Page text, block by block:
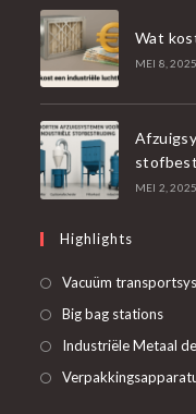
Wat
MEI 8, 2025
MEI 2, 2025
Highlights
Vacuüm
Big bag stations
in
Industriële Metaal